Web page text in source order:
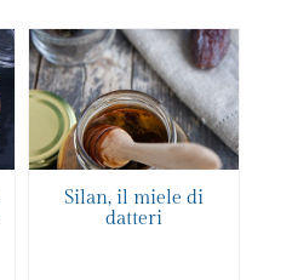
Silan, il miele di
datteri